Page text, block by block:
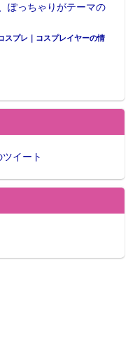
ぽっちゃりがテーマの
スプレ｜コスプレイヤーの情
イート